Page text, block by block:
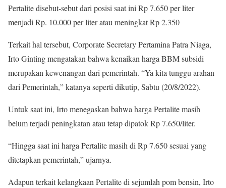
Pertalite disebut-sebut dari posisi saat ini Rp 7.650 per liter
menjadi Rp. 10.000 per liter atau meningkat Rp 2.350
Terkait hal tersebut, Corporate Secretary Pertamina Patra Niaga,
Irto Ginting mengatakan bahwa kenaikan harga BBM subsidi
merupakan kewenangan dari pemerintah. “Ya kita tunggu arahan
dari Pemerintah,” katanya seperti dikutip, Sabtu (20/8/2022).
Untuk saat ini, Irto menegaskan bahwa harga Pertalite masih
belum terjadi peningkatan atau tetap dipatok Rp 7.650/liter.
“Hingga saat ini harga Pertalite masih di Rp 7.650 sesuai yang
ditetapkan pemerintah,” ujarnya.
Adapun terkait kelangkaan Pertalite di sejumlah pom bensin, Irto